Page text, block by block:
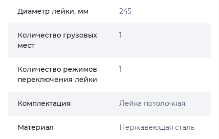
Диаметр лейки, мм 245
Количество грузовых
мест
1
Количество режимов
переключения лейки
1
Комплектация Лейка потолочная.
Материал Нержавеющая сталь